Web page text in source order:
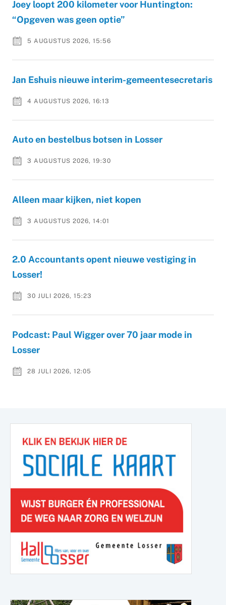
Joey loopt 200 kilometer voor Huntington:
“Opgeven was geen optie”
5 AUGUSTUS 2026, 15:56
Jan Eshuis nieuwe interim-gemeentesecretaris
4 AUGUSTUS 2026, 16:13
Auto en bestelbus botsen in Losser
3 AUGUSTUS 2026, 19:30
Alleen maar kijken, niet kopen
3 AUGUSTUS 2026, 14:01
2.0 Accountants opent nieuwe vestiging in
Losser!
30 JULI 2026, 15:23
Podcast: Paul Wigger over 70 jaar mode in
Losser
28 JULI 2026, 12:05